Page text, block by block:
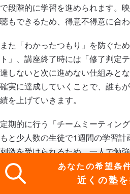
で段階的に学習を進められます。
聴もできるため、得意不得意に合
また「わかったつもり」を防ぐた
ト」、講座終了時には「修了判定
達しないと次に進めない仕組みと
確実に達成していくことで、誰も
績を上げていきます。
定期的に行う「チームミーティン
もと少人数の生徒で1週間の学習
刺激を受けられるため、一人で勉
強量や学習意欲が高まります。
あなたの希望条
近くの塾